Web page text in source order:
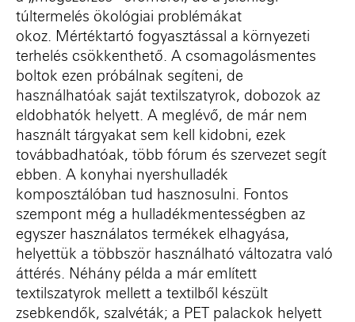
túltermelés ökológiai problémákat
okoz Mértéktartó fogyasztással a környezeti
terhelés csökkenthető. A csomagolásmentes
boltok ezen próbálnak segíteni, de
használhatóak saját textilszatyrok, dobozok az
eldobhatók helyett. A meglévő, de már nem
használt tárgyakat sem kell kidobni, ezek
továbbadhatóak, több fórum és szervezet segít
ebben. A konyhai nyershulladék
komposztálóban tud hasznosulni. Fontos
szempont még a hulladékmentességben az
egyszer használatos termékek elhagyása,
helyettük a többször használható változatra való
áttérés. Néhány példa a már említett
textilszatyrok mellett a textilből készült
zsebkendők, szalvéták; a PET palackok helyett